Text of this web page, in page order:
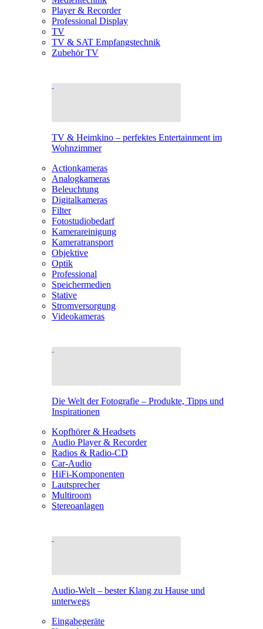
Player & Recorder
Professional Display
TV
TV & SAT Empfangstechnik
Zubehör TV
TV & Heimkino – perfektes Entertainment im
Wohnzimmer
Actionkameras
Analogkameras
Beleuchtung
Digitalkameras
Filter
Fotostudiobedarf
Kamerareinigung
Kameratransport
Objektive
Optik
Professional
Speichermedien
Stative
Stromversorgung
Videokameras
Die Welt der Fotografie – Produkte, Tipps und
Inspirationen
Kopfhörer & Headsets
Audio Player & Recorder
Radios & Radio-CD
Car-Audio
HiFi-Komponenten
Lautsprecher
Multiroom
Stereoanlagen
Audio-Welt – bester Klang zu Hause und
unterwegs
Eingabegeräte